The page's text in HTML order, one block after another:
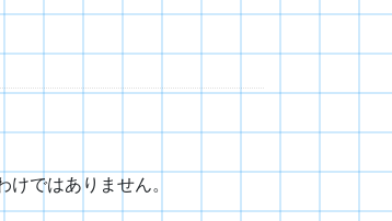
ではありません。